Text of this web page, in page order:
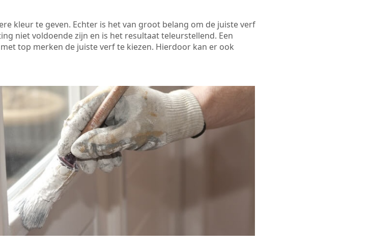
kleur te geven. Echter is het van groot belang om de juiste verf
niet voldoende zijn en is het resultaat teleurstellend. Een
top merken de juiste verf te kiezen. Hierdoor kan er ook